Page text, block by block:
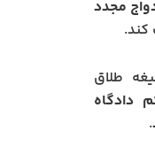
مجدد
کند.
طلاق
دادگاه
.